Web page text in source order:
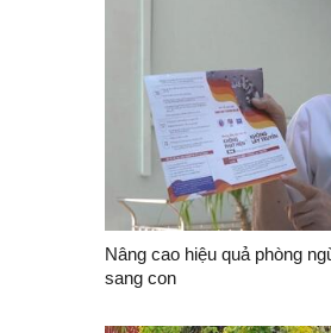
Nâng cao hiệu quả phòng
sang con